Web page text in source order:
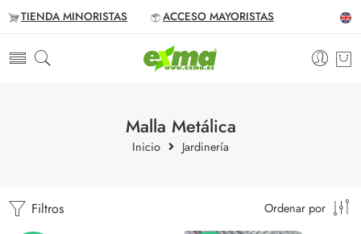
TIENDA MINORISTAS ACCESO MAYORISTAS
Malla Metálica
Inicio Jardinería
Filtros Ordenar por